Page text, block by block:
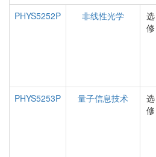
PHYS5252P 非线性光学
选
修
PHYS5253P
量子信息技术
选
修